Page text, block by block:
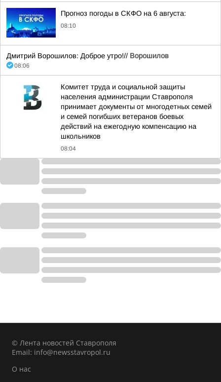
Прогноз погоды в СКФО на 6 августа:
08:10
Дмитрий Ворошилов: Доброе утро!// Ворошилов
08:06
Комитет труда и социальной защиты
населения администрации Ставрополя
принимает документы от многодетных семей
и семей погибших ветеранов боевых
действий на ежегодную компенсацию на
школьников
08:04
© Лента новостей Ставрополя
Email: info@newsstavropol.ru
О нас